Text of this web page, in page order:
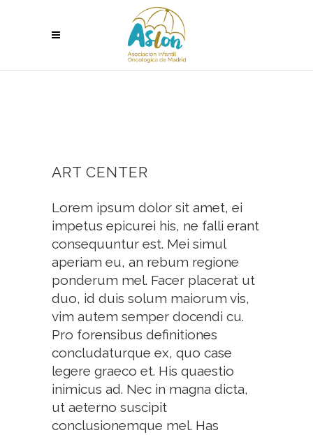
ART CENTER
Lorem ipsum dolor sit amet, ei
impetus epicurei his, ne falli erant
consequuntur est. Mei simul
aperiam eu, an rebum regione
ponderum mel. Facer placerat ut
duo, id duis solum maiorum vis,
vim autem semper docendi cu.
Pro forensibus definitiones
concludaturque ex, quo case
legere graeco et. His quaestio
inimicus ad. Nec in magna dicta,
ut aeterno suscipit
conclusionemque mel. Has